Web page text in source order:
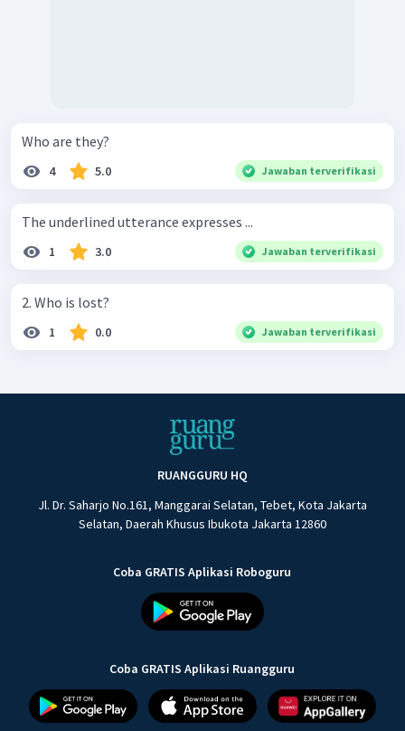
Who are they?
4 5.0 Jawaban terverifikasi
The underlined utterance expresses ...
1 3.0 Jawaban terverifikasi
2. Who is lost?
1 0.0 Jawaban terverifikasi
RUANGGURU HQ
Jl. Dr. Saharjo No.161, Manggarai Selatan, Tebet, Kota Jakarta
Selatan, Daerah Khusus Ibukota Jakarta 12860
Coba GRATIS Aplikasi Roboguru
Coba GRATIS Aplikasi Ruangguru